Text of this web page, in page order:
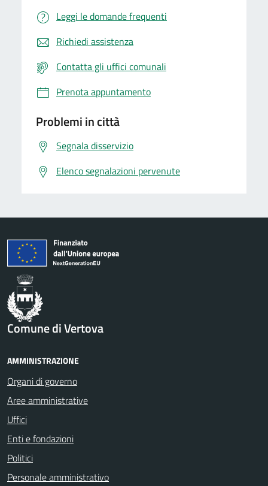
Leggi le domande frequenti
Richiedi assistenza
Contatta gli uffici comunali
Prenota appuntamento
Problemi in città
Segnala disservizio
Elenco segnalazioni pervenute
Comune di Vertova
AMMINISTRAZIONE
Organi di governo
Aree amministrative
Uffici
Enti e fondazioni
Politici
Personale amministrativo